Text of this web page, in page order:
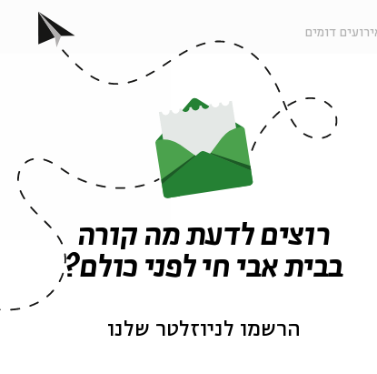
דומים
אירועים נוספים בסדרה
רוצים לדעת מה קורה
בבית אבי חי לפני כולם?
הרשמו לניוזלטר שלנו